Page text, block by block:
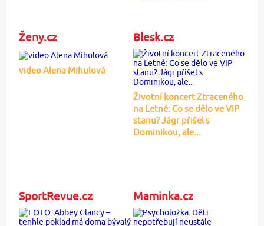
Ženy.cz
video Alena Mihulová
Blesk.cz
Životní koncert Ztraceného
na Letné: Co se dělo ve VIP
stanu? Jágr přišel s
Dominikou, ale...
SportRevue.cz Maminka.cz